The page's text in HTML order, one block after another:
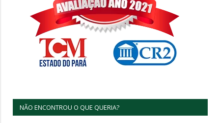
NÃO ENCONTROU O QUE QUERIA?